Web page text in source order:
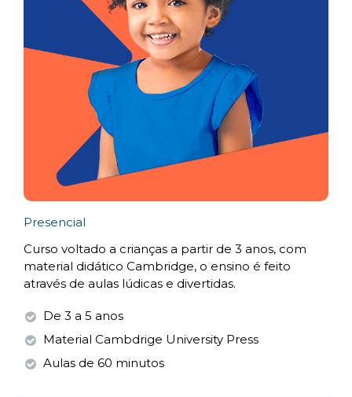
Presencial
Curso voltado a crianças a partir de 3 anos, com
material didático Cambridge, o ensino é feito
através de aulas lúdicas e divertidas.
De 3 a 5 anos
Material Cambdrige University Press
Aulas de 60 minutos